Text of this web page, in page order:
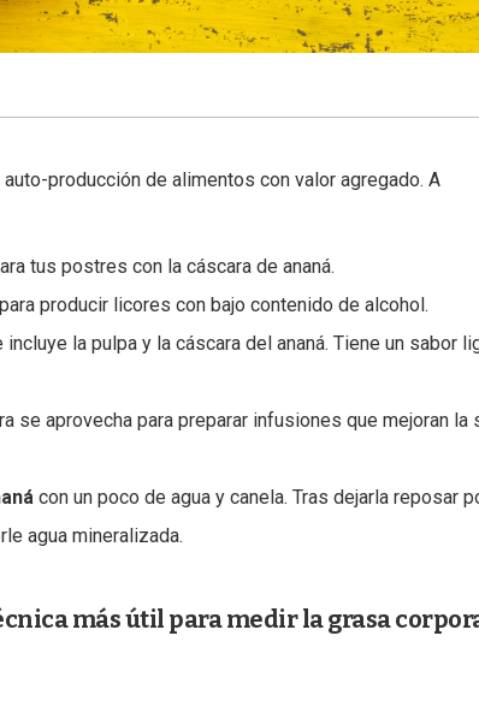
producción de alimentos con valor agregado. A
tus postres con la cáscara de ananá.
producir licores con bajo contenido de alcohol.
la pulpa y la cáscara del ananá. Tiene un sabor
se aprovecha para preparar infusiones que mejoran la
con un poco de agua y canela. Tras dejarla reposar
agua mineralizada.
más útil para medir la grasa